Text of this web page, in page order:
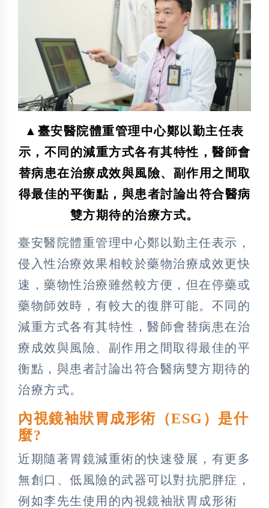
▲臺安醫院體重管理中心鄭以勤主任表
示，不同的減重方式各有其特性，醫師會
替病患在治療成效與風險、副作用之間取
得最佳的平衡點，與患者討論出符合醫病
雙方期待的治療方式。
臺安醫院體重管理中心鄭以勤主任表示，
侵入性治療效果相較於藥物治療成效更快
速，藥物性治療雖然較方便，但在停藥或
藥物師效時，有較大的復胖可能。不同的
減重方式各有其特性，醫師會替病患在治
療成效與風險、副作用之間取得最佳的平
衡點，與患者討論出符合醫病雙方期待的
治療方式。
內視鏡袖狀胃成形術（ESG）是什
麼?
近期隨著胃鏡減重術的快速發展，有更多
無創口、低風險的武器可以對抗肥胖症，
例如李先生使用的內視鏡袖狀胃成形術